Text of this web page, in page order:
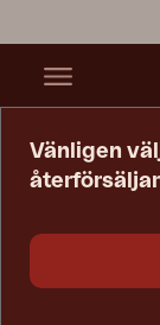
Vänligen